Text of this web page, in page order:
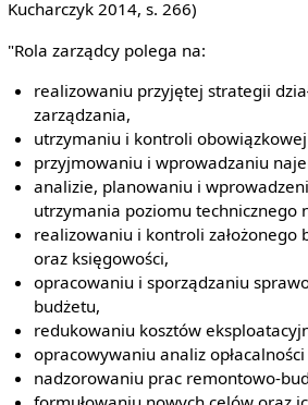
Kucharczyk 2014, s. 266)
"Rola zarządcy polega na:
realizowaniu przyjętej strategii
zarządzania,
utrzymaniu i kontroli
przyjmowaniu i wprowadzaniu
analizie, planowaniu i
utrzymania poziomu technicznego
realizowaniu i kontroli założonego
oraz księgowości,
opracowaniu i sporządzaniu
budżetu,
redukowaniu kosztów
opracowywaniu analiz
nadzorowaniu prac remontowo-